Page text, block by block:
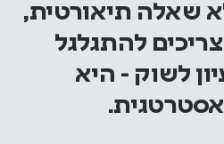
שאלה תיאורטית,
להתגלגל
לשוק - היא